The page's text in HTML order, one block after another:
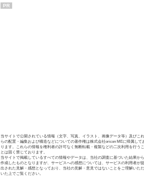
PR
当サイトで公開されている情報（文字、写真、イラスト、画像データ等）及びこれ
らの配置・編集および構造などについての著作権は株式会社oricon MEに帰属して
ります。これらの情報を権利者の許可なく無断転載・複製などの二次利用を行うこ
とは固く禁じております。
当サイトで掲載しているすべての情報やデータは、当社の調査に基づいた結果から
作成したものとなりますが、サービスへの感想については、サービスの利用者が提
出された見解・感想となっており、当社の見解・意見ではないことをご理解いただ
いた上でご覧ください。